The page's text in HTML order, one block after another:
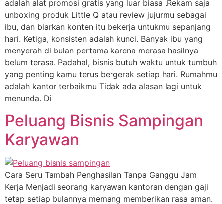
adalah alat promosi gratis yang luar biasa .Rekam saja
unboxing produk Little Q atau review jujurmu sebagai
ibu, dan biarkan konten itu bekerja untukmu sepanjang
hari. Ketiga, konsisten adalah kunci. Banyak ibu yang
menyerah di bulan pertama karena merasa hasilnya
belum terasa. Padahal, bisnis butuh waktu untuk tumbuh
yang penting kamu terus bergerak setiap hari. Rumahmu
adalah kantor terbaikmu Tidak ada alasan lagi untuk
menunda. Di
Peluang Bisnis Sampingan
Karyawan
Cara Seru Tambah Penghasilan Tanpa Ganggu Jam
Kerja Menjadi seorang karyawan kantoran dengan gaji
tetap setiap bulannya memang memberikan rasa aman.